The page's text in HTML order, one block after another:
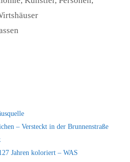
– Versteckt in der Brunnenstraße
Jahren koloriert – WAS